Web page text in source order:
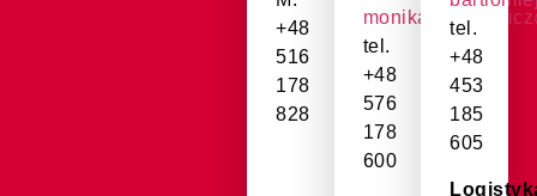
+48
516
178
828
tel.
+48
576
178
600
tel.
+48
453
185
605